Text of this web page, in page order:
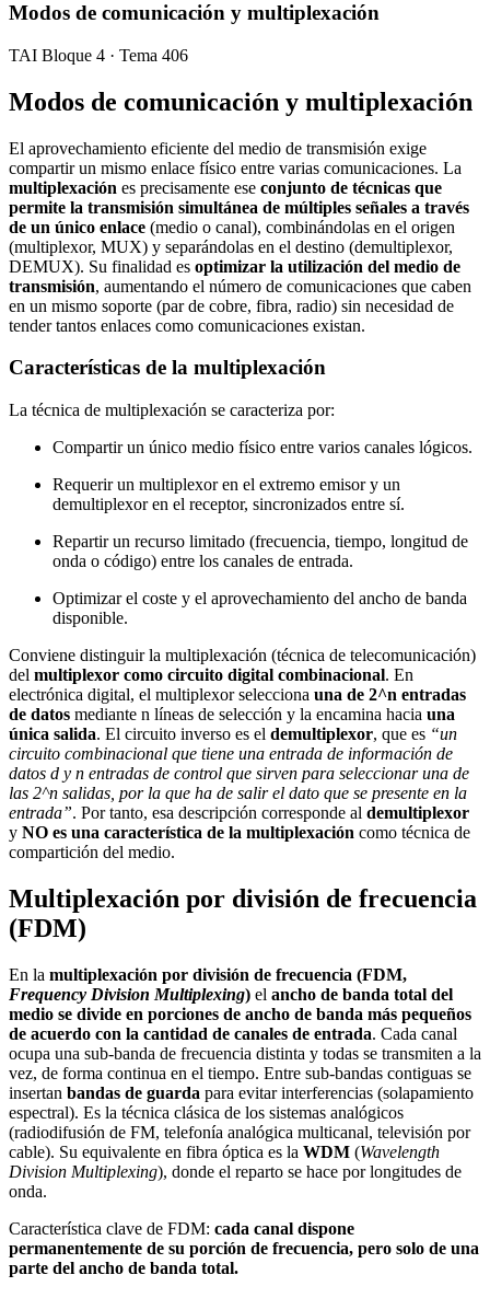
Modos de comunicación y multiplexación
TAI Bloque 4 · Tema 406
Modos de comunicación y multiplexación
El aprovechamiento eficiente del medio de transmisión exige
compartir un mismo enlace físico entre varias comunicaciones. La
multiplexación es precisamente ese conjunto de técnicas que
permite la transmisión simultánea de múltiples señales a través
de un único enlace (medio o canal), combinándolas en el origen
(multiplexor, MUX) y separándolas en el destino (demultiplexor,
DEMUX). Su finalidad es optimizar la utilización del medio de
transmisión, aumentando el número de comunicaciones que caben
en un mismo soporte (par de cobre, fibra, radio) sin necesidad de
tender tantos enlaces como comunicaciones existan.
Características de la multiplexación
La técnica de multiplexación se caracteriza por:
Compartir un único medio físico entre varios canales lógicos.
Requerir un multiplexor en el extremo emisor y un
demultiplexor en el receptor, sincronizados entre sí.
Repartir un recurso limitado (frecuencia, tiempo, longitud de
onda o código) entre los canales de entrada.
Optimizar el coste y el aprovechamiento del ancho de banda
disponible.
Conviene distinguir la multiplexación (técnica de telecomunicación)
del multiplexor como circuito digital combinacional. En
electrónica digital, el multiplexor selecciona una de 2^n entradas
de datos mediante n líneas de selección y la encamina hacia una
única salida. El circuito inverso es el demultiplexor, que es “un
circuito combinacional que tiene una entrada de información de
datos d y n entradas de control que sirven para seleccionar una de
las 2^n salidas, por la que ha de salir el dato que se presente en la
entrada”. Por tanto, esa descripción corresponde al demultiplexor
y NO es una característica de la multiplexación como técnica de
compartición del medio.
Multiplexación por división de frecuencia
(FDM)
En la multiplexación por división de frecuencia (FDM,
Frequency Division Multiplexing) el ancho de banda total del
medio se divide en porciones de ancho de banda más pequeños
de acuerdo con la cantidad de canales de entrada. Cada canal
ocupa una sub-banda de frecuencia distinta y todas se transmiten a la
vez, de forma continua en el tiempo. Entre sub-bandas contiguas se
insertan bandas de guarda para evitar interferencias (solapamiento
espectral). Es la técnica clásica de los sistemas analógicos
(radiodifusión de FM, telefonía analógica multicanal, televisión por
cable). Su equivalente en fibra óptica es la WDM (Wavelength
Division Multiplexing), donde el reparto se hace por longitudes de
onda.
Característica clave de FDM: cada canal dispone
permanentemente de su porción de frecuencia, pero solo de una
parte del ancho de banda total.